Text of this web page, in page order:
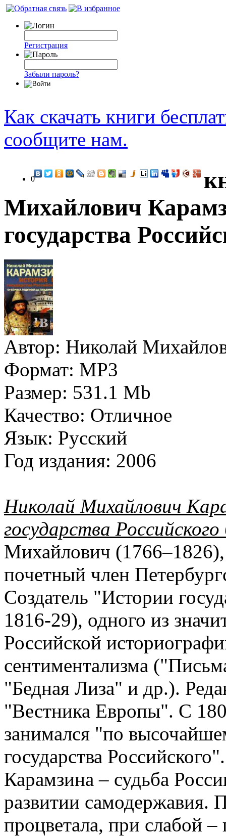
Регистрация
Забыли пароль?
Как скачать книги
сообщите нам.
0
Михайлович
государства
Автор: Николай
Формат: MP3
Размер: 531.1 Mb
Качество: Отличное
Язык: Русский
Год издания: 2006
Николай Михайлович
государства
Михайлович (1766–1826),
почетный член
Создатель "Истории
1816-29), одного из
Российской
сентиментализма
"Бедная Лиза" и др.).
"Вестника Европы". С
занимался "по
государства
Карамзина – судьба
развитии самодержавия.
процветала, при слабой